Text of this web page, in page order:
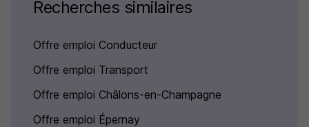
Recherches similaires
Offre emploi Conducteur
Offre emploi Transport
Offre emploi Châlons-en-Champagne
Offre emploi Épernay